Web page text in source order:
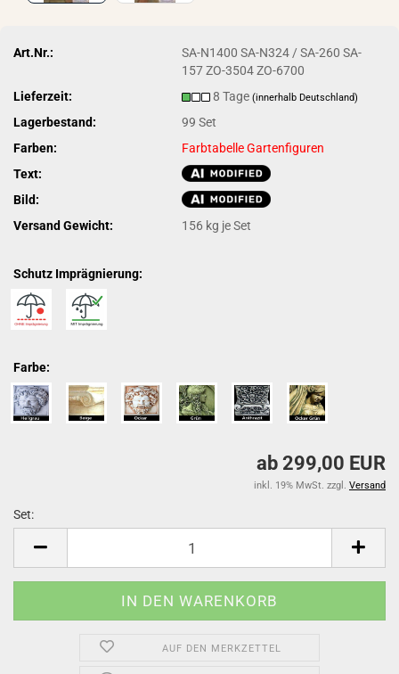
Art.Nr.:
SA-N1400 SA-N324 / SA-260 SA-
157 ZO-3504 ZO-6700
Lieferzeit:
8 Tage(innerhalb Deutschland)
Lagerbestand: 99Set
Farben:
Farbtabelle Gartenfiguren
Text:
Bild:
Versand Gewicht:
156 kg je Set
Schutz Imprägnierung:
Farbe:
ab 299,00 EUR
inkl. 19% MwSt. zzgl. Versand
Set:
AUF DEN MERKZETTEL